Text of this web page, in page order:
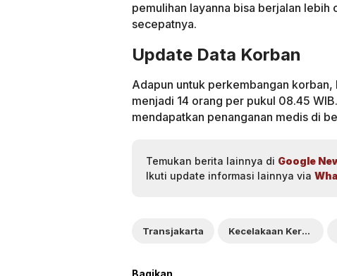
pemulihan layanna bisa berjalan
secepatnya.
Update Data Korban
Adapun untuk perkembangan
menjadi 14 orang per pukul 08.45
mendapatkan penanganan medis di
Temukan berita lainnya di Google
Ikuti update informasi lainnya via
Transjakarta Kecelakaan Kereta
Bagikan